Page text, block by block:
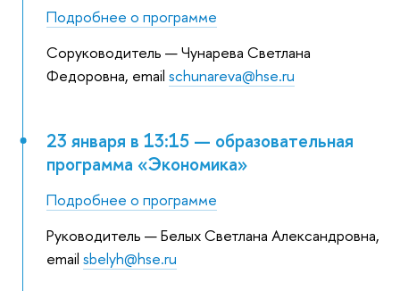
Подробнее о программе
Соруководитель — Чунарева Светлана
Федоровна, email schunareva@hse.ru
23 января в 13:15 — образовательная
программа «Экономика»
Подробнее о программе
Руководитель — Белых Светлана Александровна,
email sbelyh@hse.ru